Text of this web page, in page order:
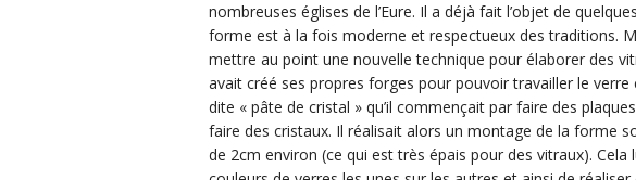
nombreuses églises de l’Eure. Il a déjà fait l’objet de
forme est à la fois moderne et respectueux des traditions.
mettre au point une nouvelle technique pour élaborer des
avait créé ses propres forges pour pouvoir travailler le
dite « pâte de cristal » qu’il commençait par faire des
faire des cristaux. Il réalisait alors un montage de la forme
de 2cm environ (ce qui est très épais pour des vitraux).